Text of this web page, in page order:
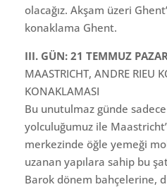
olacağız. Akşam üzeri
konaklama Ghent.
III. GÜN: 21 TEMMUZ PAZAR
MAASTRICHT, ANDRE RIEU
KONAKLAMASI
Bu unutulmaz günde
yolculuğumuz ile
merkezinde öğle yemeği
uzanan yapılara sahip bu
Barok dönem bahçelerine,